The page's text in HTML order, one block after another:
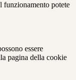
funzionamento potete
essere
pagina della cookie